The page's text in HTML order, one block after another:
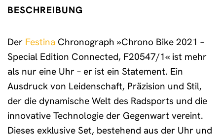
BESCHREIBUNG
Der Festina Chronograph »Chrono Bike 2021 –
Special Edition Connected, F20547/1« ist mehr
als nur eine Uhr – er ist ein Statement. Ein
Ausdruck von Leidenschaft, Präzision und Stil,
der die dynamische Welt des Radsports und die
innovative Technologie der Gegenwart vereint.
Dieses exklusive Set, bestehend aus der Uhr und